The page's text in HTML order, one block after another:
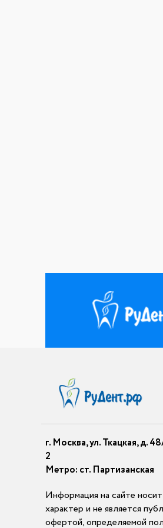
г. Москва, ул. Ткацкая, д.
2
Метро: ст. Партизанская
Информация на сайте
характер и не является
офертой, определяемой